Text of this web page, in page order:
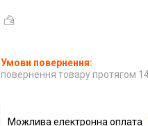
повернення товару протягом